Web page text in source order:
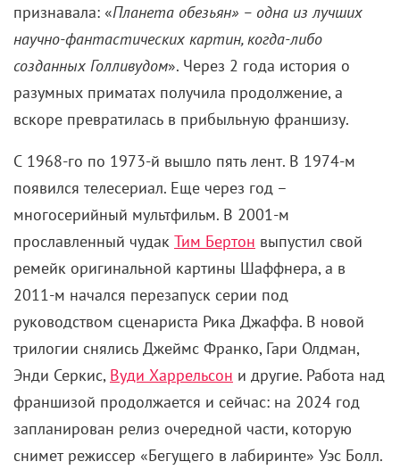
признавала: «Планета обезьян» – одна из лучших
научно-фантастических картин, когда-либо
созданных Голливудом». Через 2 года история о
разумных приматах получила продолжение, а
вскоре превратилась в прибыльную франшизу.
С 1968-го по 1973-й вышло пять лент. В 1974-м
появился телесериал. Еще через год –
многосерийный мультфильм. В 2001-м
прославленный чудак Тим Бертон выпустил свой
ремейк оригинальной картины Шаффнера, а в
2011-м начался перезапуск серии под
руководством сценариста Рика Джаффа. В новой
трилогии снялись Джеймс Франко, Гари Олдман,
Энди Серкис, Вуди Харрельсон и другие. Работа над
франшизой продолжается и сейчас: на 2024 год
запланирован релиз очередной части, которую
снимет режиссер «Бегущего в лабиринте» Уэс Болл.